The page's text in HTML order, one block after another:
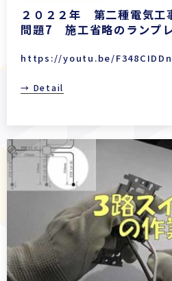
２０２２年 第二種電気
問題7 施工省略のランプ
https://youtu.be/
→ Detail